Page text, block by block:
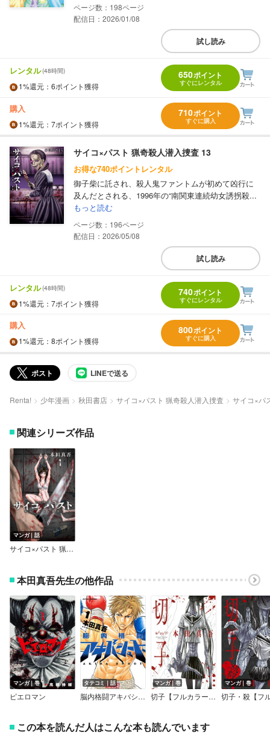
198
配信日：2026/01/08
試し読み
レンタル(48時間)
1%還元 ：6ポイント獲得
650ポイント
すぐにレンタル
購入
1%還元 ：7ポイント獲得
710ポイント
すぐに購入
サイコ×パスト 猟奇殺人潜入捜査 13
お得な740ポイントレンタル
御子柴に託され、殺人鬼ファントムが初めて凶行に
及んだとされる、1996年の“南関東連続幼女誘拐殺...
もっと読む
196
配信日：2026/05/08
試し読み
レンタル(48時間)
1%還元 ：7ポイント獲得
740ポイント
すぐにレンタル
購入
1%還元 ：8ポイント獲得
800ポイント
すぐに購入
ポスト LINEで送る
Renta! 少年漫画 秋田書店 サイコ×パスト 猟奇殺人潜入捜査 サイコ×パ
関連シリーズ作品
マンガ｜話
サイコ×パスト 猟奇殺人潜入捜査（話売り）
本田真吾先生の他作品
マンガ｜巻
ピエロマン
タテコミ｜話
脳内格闘アキバシュート
マンガ｜巻
切子【フルカラー版】
マンガ｜巻
この本を読んだ人はこんな本も読んでいます